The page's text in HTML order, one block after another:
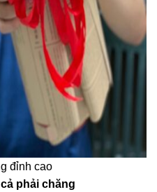
đỉnh cao
phải chăng